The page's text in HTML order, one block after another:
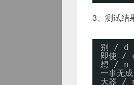
3、测试结
别 / d
即使 /
想 / n
一事
大器 /